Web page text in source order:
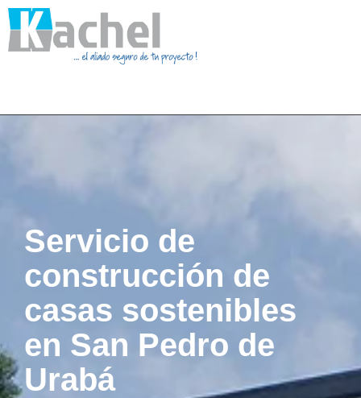
Servicio de
construcción de
casas sostenibles
en San Pedro de
Urabá